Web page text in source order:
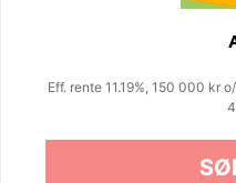
Eff. rente 11.19%, 150 000 kr